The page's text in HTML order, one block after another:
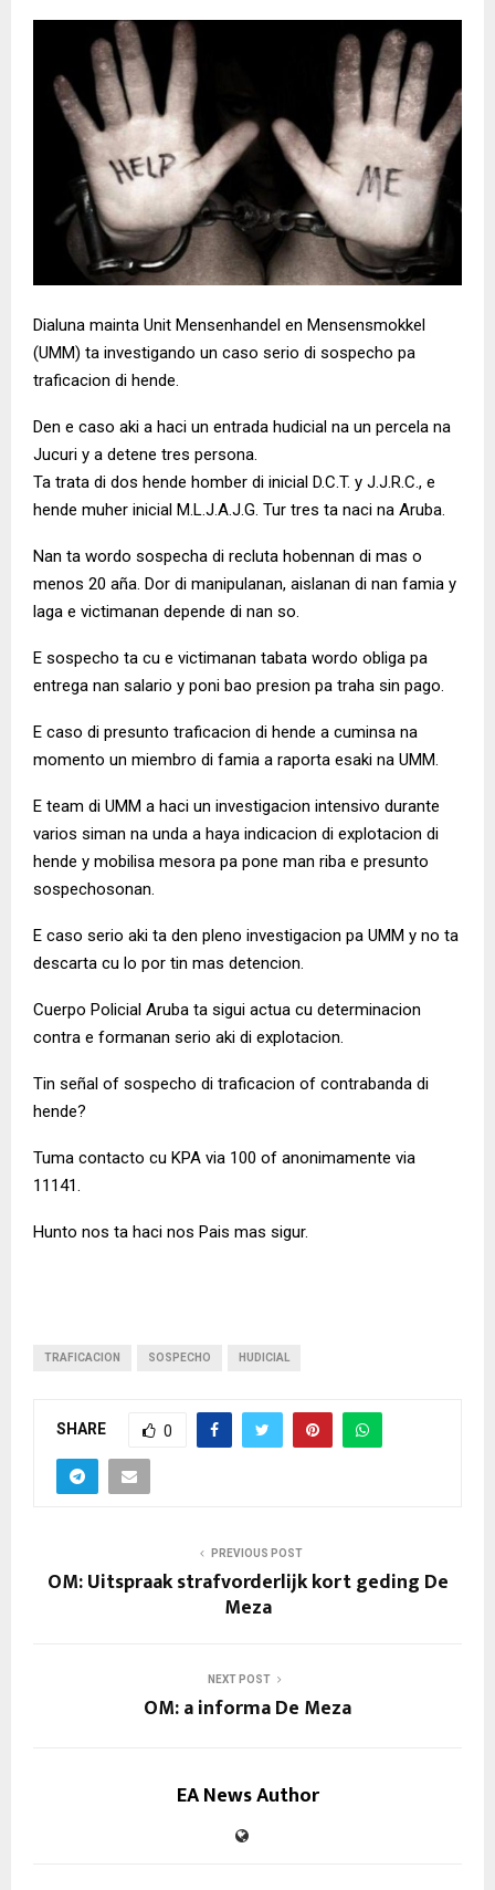
Dialuna mainta Unit Mensenhandel en Mensensmokkel
(UMM) ta investigando un caso serio di sospecho pa
traficacion di hende.
Den e caso aki a haci un entrada hudicial na un percela na
Jucuri y a detene tres persona.
Ta trata di dos hende homber di inicial D.C.T. y J.J.R.C., e
hende muher inicial M.L.J.A.J.G. Tur tres ta naci na Aruba.
Nan ta wordo sospecha di recluta hobennan di mas o
menos 20 aña. Dor di manipulanan, aislanan di nan famia y
laga e victimanan depende di nan so.
E sospecho ta cu e victimanan tabata wordo obliga pa
entrega nan salario y poni bao presion pa traha sin pago.
E caso di presunto traficacion di hende a cuminsa na
momento un miembro di famia a raporta esaki na UMM.
E team di UMM a haci un investigacion intensivo durante
varios siman na unda a haya indicacion di explotacion di
hende y mobilisa mesora pa pone man riba e presunto
sospechosonan.
E caso serio aki ta den pleno investigacion pa UMM y no ta
descarta cu lo por tin mas detencion.
Cuerpo Policial Aruba ta sigui actua cu determinacion
contra e formanan serio aki di explotacion.
Tin señal of sospecho di traficacion of contrabanda di
hende?
Tuma contacto cu KPA via 100 of anonimamente via
11141.
Hunto nos ta haci nos Pais mas sigur.
TRAFICACION SOSPECHO HUDICIAL
SHARE 0
PREVIOUS POST
OM: Uitspraak strafvorderlijk kort geding De
Meza
NEXT POST
OM: a informa De Meza
EA News Author